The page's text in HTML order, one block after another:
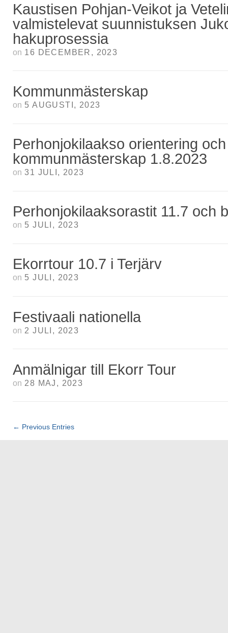
Kaustisen Pohjan-Veikot ja
valmistelevat suunnistuksen
hakuprosessia
on 16 DECEMBER, 2023
Kommunmästerskap
on 5 AUGUSTI, 2023
Perhonjokilaakso orientering och
kommunmästerskap 1.8.2023
on 31 JULI, 2023
Perhonjokilaaksorastit 11.7 och
on 5 JULI, 2023
Ekorrtour 10.7 i Terjärv
on 5 JULI, 2023
Festivaali nationella
on 2 JULI, 2023
Anmälnigar till Ekorr Tour
on 28 MAJ, 2023
← Previous Entries